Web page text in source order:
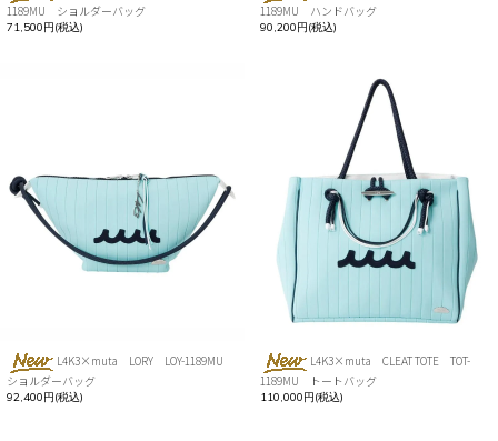
1189MU ショルダーバッグ
71,500円(税込)
1189MU ハンドバッグ
90,200円(税込)
L4K3×muta LORY LOY-1189MU
ショルダーバッグ
92,400円(税込)
L4K3×muta CLEAT TOTE TOT-
1189MU トートバッグ
110,000円(税込)